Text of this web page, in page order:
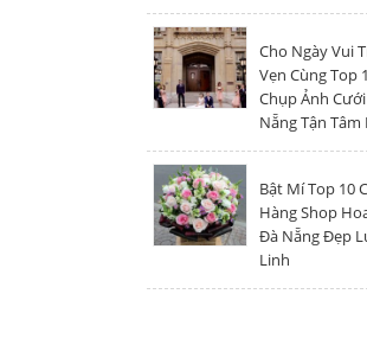
Cho Ngày Vui
Vẹn Cùng Top
Chụp Ảnh
Nẵng Tận Tâm
Bật Mí Top 10
Hàng Shop
Đà Nẵng Đẹp
Linh